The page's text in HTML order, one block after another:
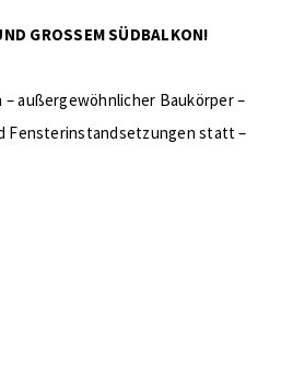
GROSSEM SÜDBALKON!
außergewöhnlicher Baukörper –
Fensterinstandsetzungen statt –